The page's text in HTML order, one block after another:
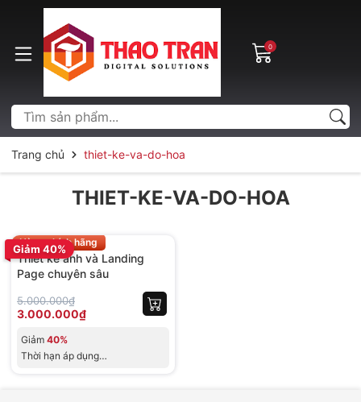
0
Trang chủ thiet-ke-va-do-hoa
THIET-KE-VA-DO-HOA
Giảm 40%
Hàng chính hãng
Thiết kế ảnh và Landing
Page chuyên sâu
5.000.000₫
3.000.000₫
Giảm 40%
Thời hạn áp dụng